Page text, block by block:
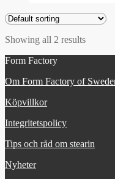
Showing all 2 results
Form Factory
Om Form Factory of
Köpvillkor
Integritetspolicy
Tips och råd om stearin
Nyheter